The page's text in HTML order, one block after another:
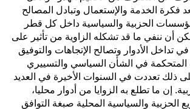
فكرة الخدمة والإستعمال وتبادل المصالح
الحزبية والسياسية داخل كل قطر
أن ننفي ما قد تشكله الزاوية من تأثير على
تداخل الأدوار وتصالح الإتجاهات والتوفيق
المتحكمة في الشأن السياسي والتسييري
ذلك تعددت في السنوات الأخيرة في العديد
إن ما تطلع به الزوايا من أدوار محليا،
الحزبية والسياسية المحلية صبغة التوافق